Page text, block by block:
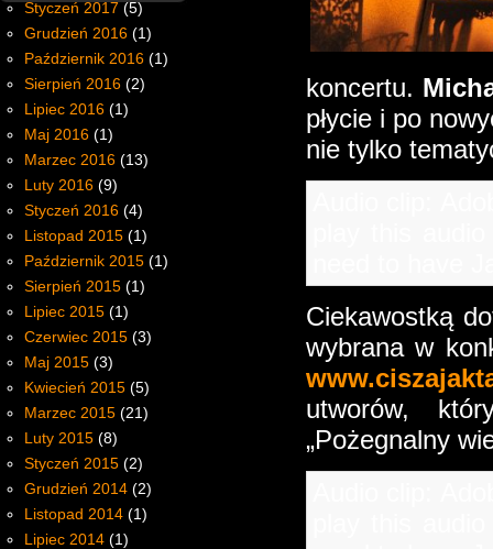
Styczeń 2017(5)
Grudzień 2016 (1)
Październik 2016 (1)
Sierpień 2016 (2)
Lipiec 2016 (1)
Maj 2016 (1)
Marzec 2016 (13)
Luty 2016 (9)
Styczeń 2016 (4)
Listopad 2015 (1)
Październik 2015 (1)
Sierpień 2015 (1)
Lipiec 2015 (1)
Czerwiec 2015 (3)
Maj 2015 (3)
Kwiecień 2015 (5)
Marzec 2015 (21)
Luty 2015 (8)
Styczeń 2015 (2)
Grudzień 2014 (2)
Listopad 2014 (1)
Lipiec 2014 (1)
koncertu.
płycie i po
nie tylko
Ciekawostką
wybrana w
utworów,
„Pożegnalny